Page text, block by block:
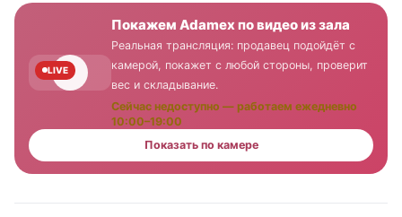
LIVE
Покажем Adamex по видео из зала
Реальная трансляция: продавец подойдёт с
камерой, покажет с любой стороны, проверит
вес и складывание.
Сейчас недоступно — работаем ежедневно
10:00–19:00
Показать по камере